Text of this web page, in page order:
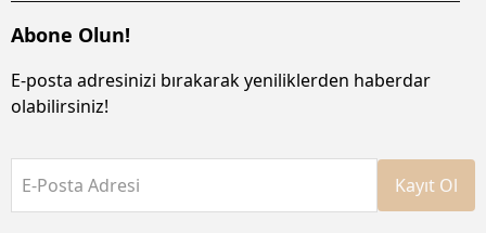
Abone Olun!
E-posta adresinizi bırakarak yeniliklerden haberdar
olabilirsiniz!
E-Posta Adresi Kayıt Ol